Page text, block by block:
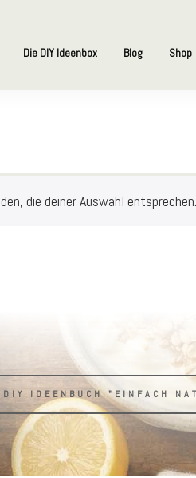
Die DIY Ideenbox Blog Shop
die deiner Auswahl entsprechen.
IDEENBUCH "EINFACH